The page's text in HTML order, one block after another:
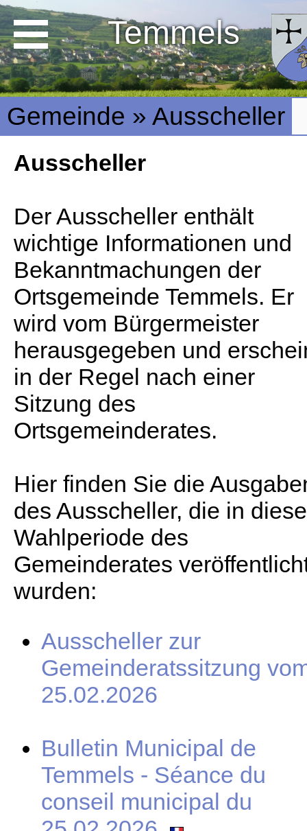
Temmels
Gemeinde » Ausscheller
Ausscheller
Der Ausscheller enthält
wichtige Informationen und
Bekanntmachungen der
Ortsgemeinde Temmels. Er
wird vom Bürgermeister
herausgegeben und
in der Regel nach einer
Sitzung des
Ortsgemeinderates.
Hier finden Sie die
des Ausscheller, die in
Wahlperiode des
Gemeinderates
wurden:
Ausscheller zur
Gemeinderatssitzung
25.02.2026
Bulletin Municipal de
Temmels - Séance du
conseil municipal du